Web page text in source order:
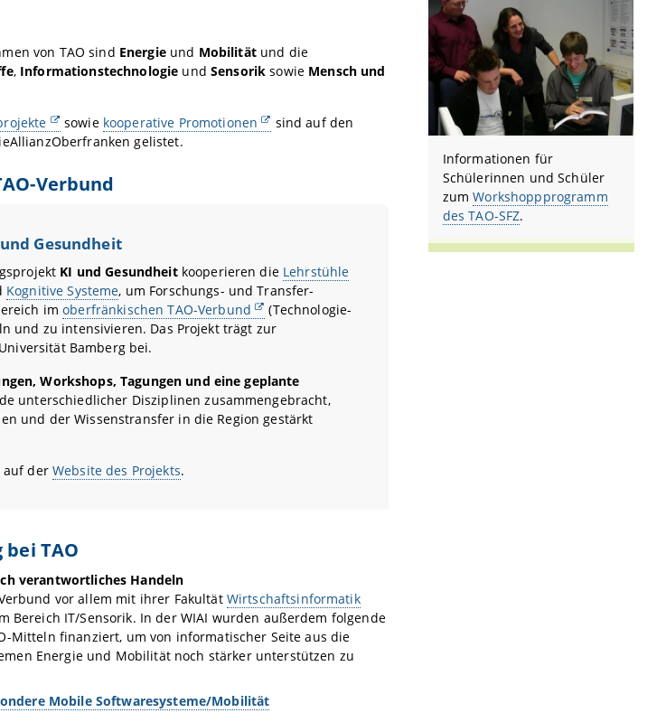
von TAO sind Energieund Mobilität und die
,Informationstechnologie und Sensorik sowie Mensch und
sowie kooperative Promotionen
sind auf den
gelistet.
Verbund
Gesundheit
KI und Gesundheitkooperieren die Lehrstühle
Kognitive Systeme, um Forschungs- und Transfer-
imoberfränkischen TAO-Verbund
(Technologie-
und zu intensivieren. Das Projekt trägt zur
Bamberg bei.
Workshops, Tagungen und eine geplante
unterschiedlicher Disziplinen zusammengebracht,
und der Wissenstransfer in die Region gestärkt
auf der Website des Projekts.
TAO
verantwortliches Handeln
vor allem mit ihrer Fakultät Wirtschaftsinformatik
Bereich IT/Sensorik. In der WIAI wurden außerdem folgende
Mitteln finanziert, um von informatischer Seite aus die
Energie und Mobilität noch stärker unterstützen zu
Mobile Softwaresysteme/Mobilität
Informationen für
Schülerinnen und Schüler
zumWorkshoppprogramm
des TAO-SFZ.